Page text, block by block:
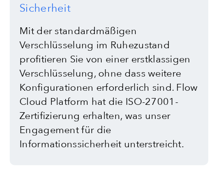
Sicherheit
Mit der standardmäßigen
Verschlüsselung im Ruhezustand
profitieren Sie von einer erstklassigen
Verschlüsselung, ohne dass weitere
Konfigurationen erforderlich sind. Flow
Cloud Platform hat die ISO-27001-
Zertifizierung erhalten, was unser
Engagement für die
Informationssicherheit unterstreicht.